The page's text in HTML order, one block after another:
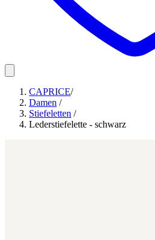
CAPRICE/
Damen /
Stiefeletten /
Lederstiefelette - schwarz